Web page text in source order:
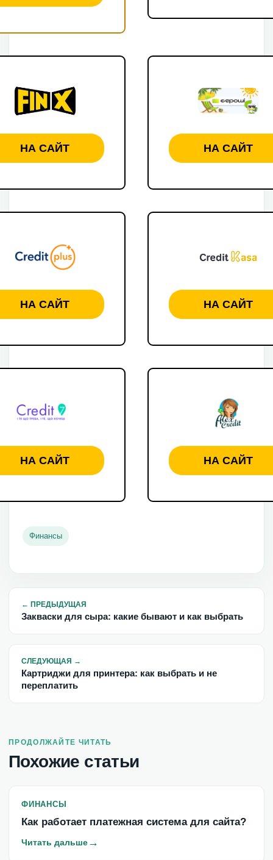
НА САЙТ НА САЙТ
НА САЙТ НА САЙТ
НА САЙТ НА САЙТ
Финансы
← ПРЕДЫДУЩАЯ
Закваски для сыра: какие бывают и как выбрать
СЛЕДУЮЩАЯ →
Картриджи для принтера: как выбрать и не
переплатить
ПРОДОЛЖАЙТЕ ЧИТАТЬ
Похожие статьи
ФИНАНСЫ
Как работает платежная система для сайта?
Читать дальше→